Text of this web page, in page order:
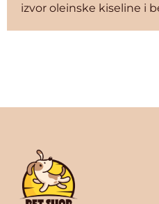
izvor oleinske kiseline i